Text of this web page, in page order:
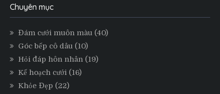
Chuyên mục
Đám cưới muôn màu (40)
Góc bếp cô dâu (10)
Hỏi đáp hôn nhân (19)
Kế hoạch cưới (16)
Khỏe Đẹp (22)